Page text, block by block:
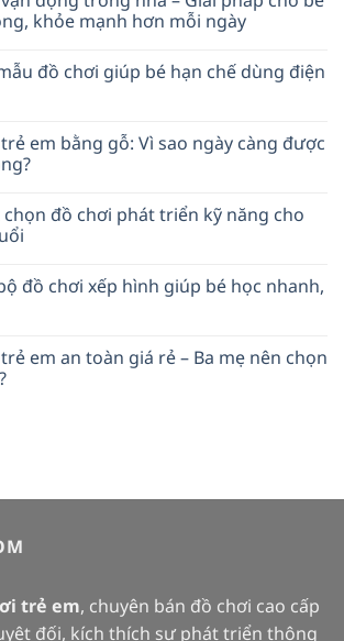
khỏe mạnh hơn mỗi ngày
đồ chơi giúp bé hạn chế dùng điện
em bằng gỗ: Vì sao ngày càng được
chọn đồ chơi phát triển kỹ năng cho
đồ chơi xếp hình giúp bé học nhanh,
em an toàn giá rẻ – Ba mẹ nên chọn
trẻ em, chuyên bán đồ chơi cao cấp
đối, kích thích sự phát triển thông